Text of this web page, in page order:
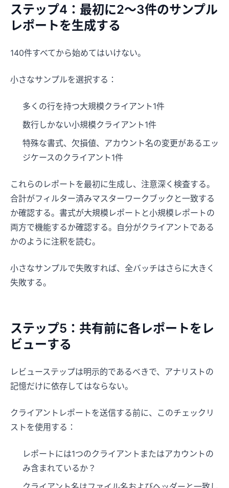
ステップ4：最初に2～3件のサンプル
レポートを生成する
140件すべてから始めてはいけない。
小さなサンプルを選択する：
多くの行を持つ大規模クライアント1件
数行しかない小規模クライアント1件
特殊な書式、欠損値、アカウント名の変更があるエッ
ジケースのクライアント1件
これらのレポートを最初に生成し、注意深く検査する。
合計がフィルター済みマスターワークブックと一致する
か確認する。書式が大規模レポートと小規模レポートの
両方で機能するか確認する。自分がクライアントである
かのように注釈を読む。
小さなサンプルで失敗すれば、全バッチはさらに大きく
失敗する。
ステップ5：共有前に各レポートをレ
ビューする
レビューステップは明示的であるべきで、アナリストの
記憶だけに依存してはならない。
クライアントレポートを送信する前に、このチェックリ
ストを使用する：
レポートには1つのクライアントまたはアカウントの
み含まれているか？